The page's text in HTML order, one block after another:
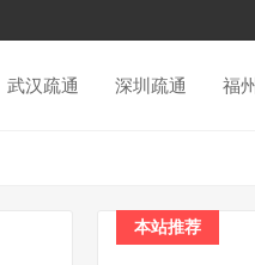
武汉疏通 深圳疏通 福
本站推荐